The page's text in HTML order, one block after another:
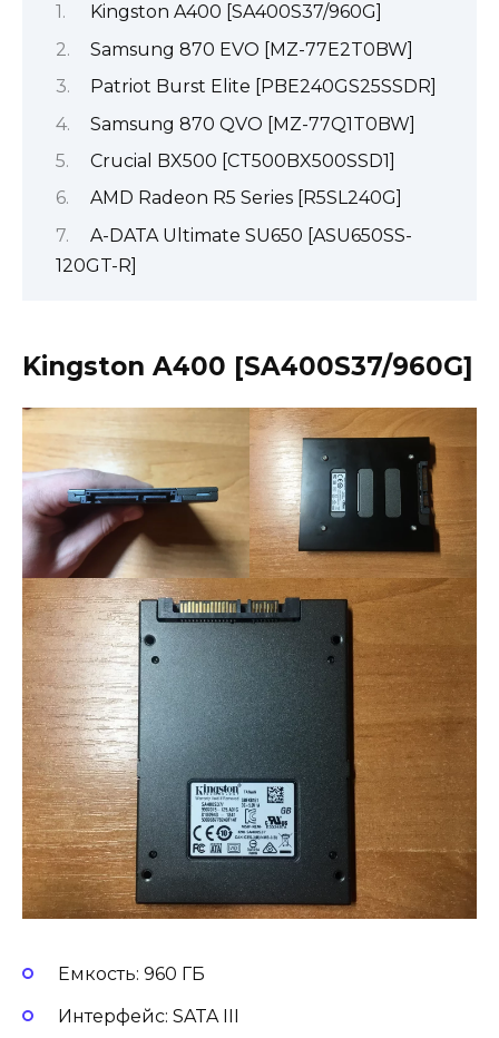
Kingston A400 [SA400S37/960G]
Samsung 870 EVO [MZ-77E2T0BW]
Patriot Burst Elite [PBE240GS25SSDR]
Samsung 870 QVO [MZ-77Q1T0BW]
Crucial BX500 [CT500BX500SSD1]
AMD Radeon R5 Series [R5SL240G]
A-DATA Ultimate SU650 [ASU650SS-
120GT-R]
Kingston A400 [SA400S37/960G]
Емкость: 960 ГБ
Интерфейс: SATA III